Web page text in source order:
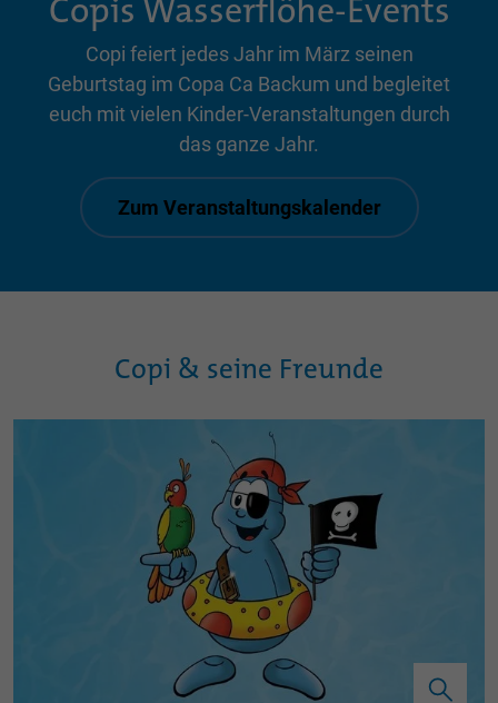
Copis Wasserflöhe-Events
Copi feiert jedes Jahr im März seinen
Geburtstag im Copa Ca Backum und begleitet
euch mit vielen Kinder-Veranstaltungen durch
das ganze Jahr.
Zum Veranstaltungskalender
Copi & seine Freunde